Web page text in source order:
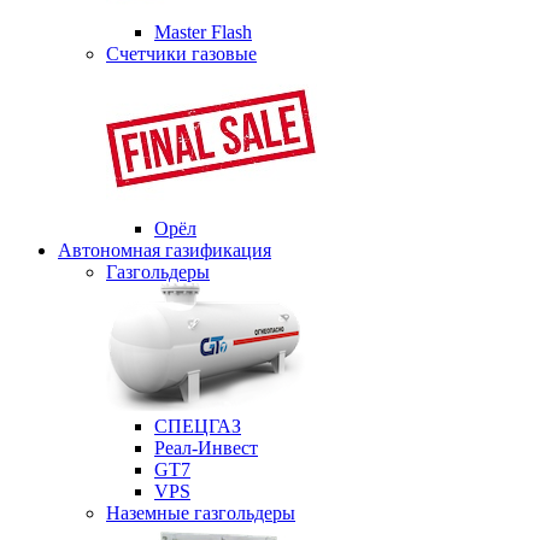
Master Flash
Счетчики газовые
Орёл
Автономная газификация
Газгольдеры
СПЕЦГАЗ
Реал-Инвест
GT7
VPS
Наземные газгольдеры